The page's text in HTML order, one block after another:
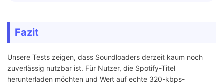
Fazit
Unsere Tests zeigen, dass Soundloaders derzeit kaum noch
zuverlässig nutzbar ist. Für Nutzer, die Spotify-Titel
herunterladen möchten und Wert auf echte 320-kbps-